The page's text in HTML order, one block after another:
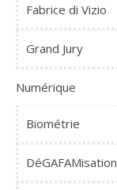
Fabrice di Vizio
Grand Jury
Numérique
Biométrie
DéGAFAMisation